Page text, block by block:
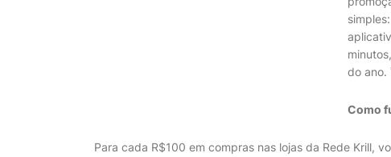
do ano.
Como
Para cada R$100 em compras nas lojas da Rede Krill,